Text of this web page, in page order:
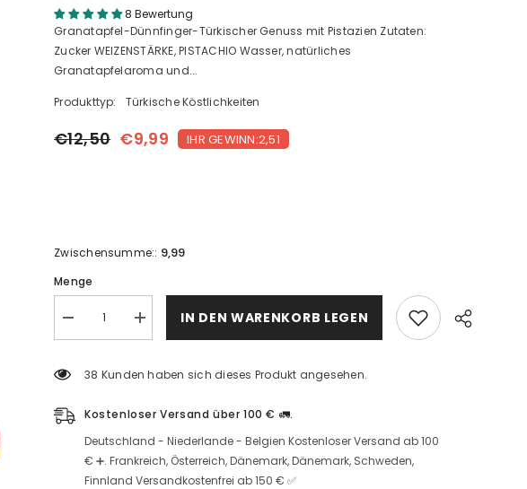
8 Bewertung
Granatapfel-Dünnfinger-Türkischer Genuss mit Pistazien Zutaten:
Zucker WEIZENSTÄRKE, PISTACHIO Wasser, natürliches
Granatapfelaroma und...
Produkttyp: Türkische Köstlichkeiten
€12,50 €9,99 IHR GEWINN:2,51
Zwischensumme:: 9,99
Menge
Rulo
(500
Menge
reduzieren
Narlı
Rulo
(500
erhöhen
IN DEN WARENKORB LEGEN
38 Kunden haben sich dieses Produkt angesehen.
Kostenloser Versand über 100 € 🚛.
Deutschland - Niederlande - Belgien Kostenloser Versand ab 100
€ ➕. Frankreich, Österreich, Dänemark, Dänemark, Schweden,
Finnland Versandkostenfrei ab 150 € ✅